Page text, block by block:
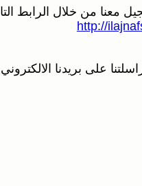
من خلال الرابط
http://
على بريدنا الالكتروني